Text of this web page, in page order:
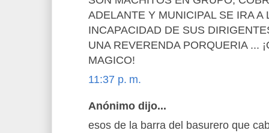
ADELANTE Y MUNICIPAL SE IRA A
INCAPACIDAD DE SUS
UNA REVERENDA PORQUERIA ...
MAGICO!
11:37 p. m.
Anónimo dijo...
esos de la barra del basurero que